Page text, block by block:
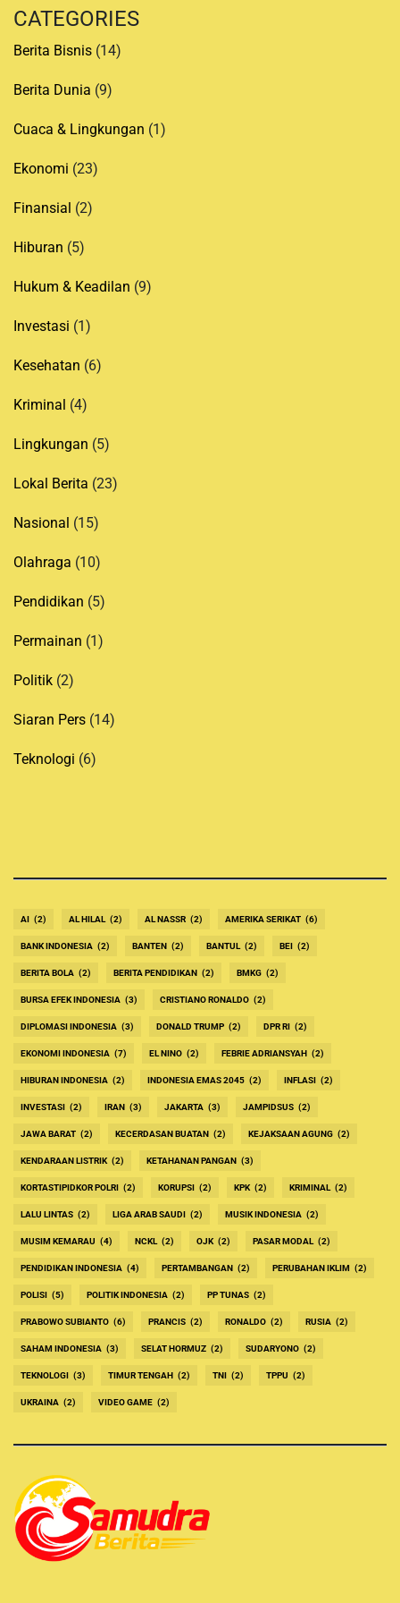
CATEGORIES
Berita Bisnis (14)
Berita Dunia (9)
Cuaca & Lingkungan (1)
Ekonomi (23)
Finansial (2)
Hiburan (5)
Hukum & Keadilan (9)
Investasi (1)
Kesehatan (6)
Kriminal (4)
Lingkungan (5)
Lokal Berita (23)
Nasional (15)
Olahraga (10)
Pendidikan (5)
Permainan (1)
Politik (2)
Siaran Pers (14)
Teknologi (6)
AI (2) AL HILAL (2) AL NASSR (2) AMERIKA SERIKAT (6)
BANK INDONESIA (2) BANTEN (2) BANTUL (2) BEI (2)
BERITA BOLA (2) BERITA PENDIDIKAN (2) BMKG (2)
BURSA EFEK INDONESIA (3) CRISTIANO RONALDO (2)
DIPLOMASI INDONESIA (3) DONALD TRUMP (2) DPR RI (2)
EKONOMI INDONESIA (7) EL NINO (2) FEBRIE ADRIANSYAH (2)
HIBURAN INDONESIA (2) INDONESIA EMAS 2045 (2) INFLASI (2)
INVESTASI (2) IRAN (3) JAKARTA (3) JAMPIDSUS (2)
JAWA BARAT (2) KECERDASAN BUATAN (2) KEJAKSAAN AGUNG (2)
KENDARAAN LISTRIK (2) KETAHANAN PANGAN (3)
KORTASTIPIDKOR POLRI (2) KORUPSI (2) KPK (2) KRIMINAL (2)
LALU LINTAS (2) LIGA ARAB SAUDI (2) MUSIK INDONESIA (2)
MUSIM KEMARAU (4) NCKL (2) OJK (2) PASAR MODAL (2)
PENDIDIKAN INDONESIA (4) PERTAMBANGAN (2) PERUBAHAN IKLIM (2)
POLISI (5) POLITIK INDONESIA (2) PP TUNAS (2)
PRABOWO SUBIANTO (6) PRANCIS (2) RONALDO (2) RUSIA (2)
SAHAM INDONESIA (3) SELAT HORMUZ (2) SUDARYONO (2)
TEKNOLOGI (3) TIMUR TENGAH (2) TNI (2) TPPU (2)
UKRAINA (2) VIDEO GAME (2)